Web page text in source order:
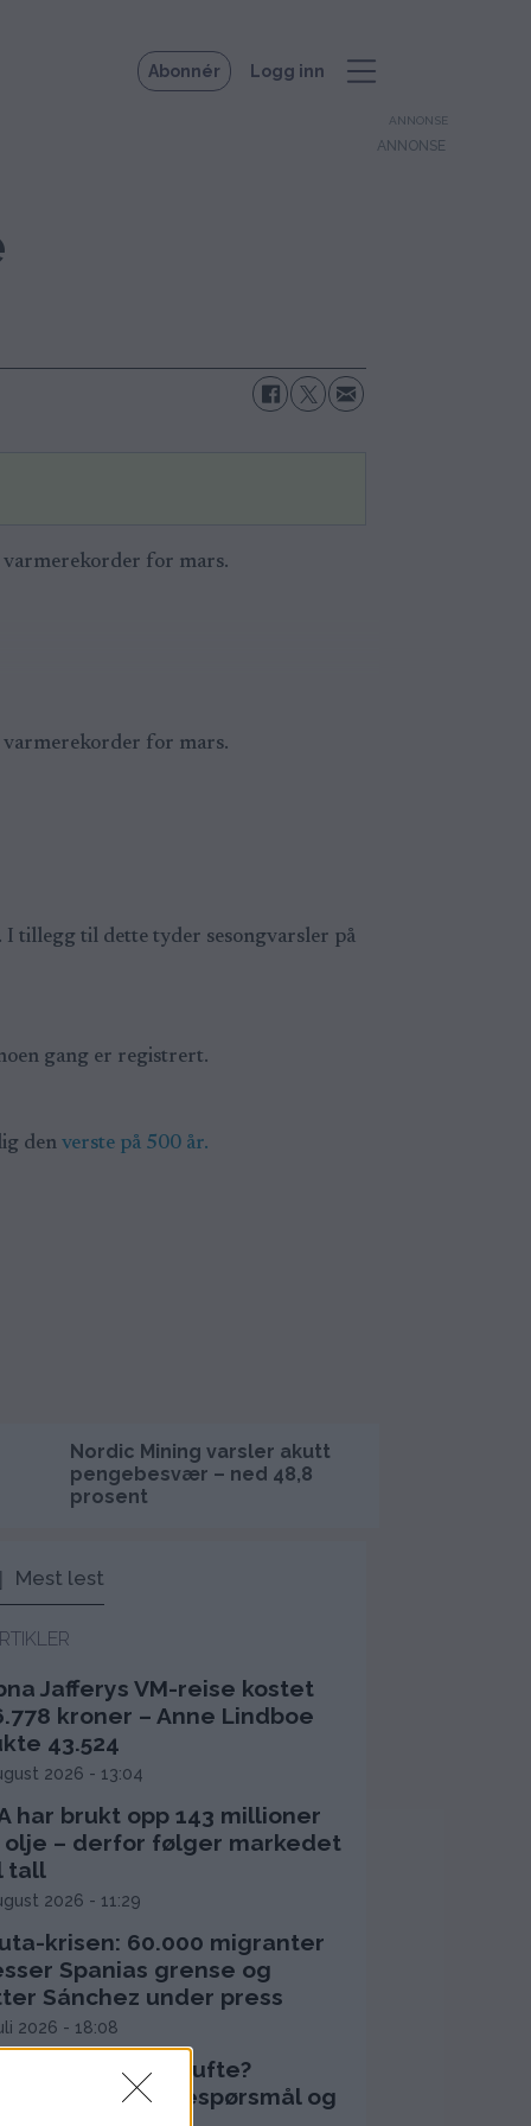
Abonnér Logg inn
varmerekorder for mars.
varmerekorder for mars.
tillegg til dette tyder sesongvarsler på
gang er registrert.
denverste på 500 år.
Nordic Mining varsler akutt
pengebesvær – ned 48,8
prosent
Mest lest
Jafferys VM-reise kostet
kroner – Anne Lindboe
43.524
2026 - 13:04
har brukt opp 143 millioner
– derfor følger markedet
tall
2026 - 11:29
krisen: 60.000 migranter
Spanias grense og
Sánchez under press
2026 - 18:08
døde Olaf Tufte?
vaksinespørsmål og
ANNONSE